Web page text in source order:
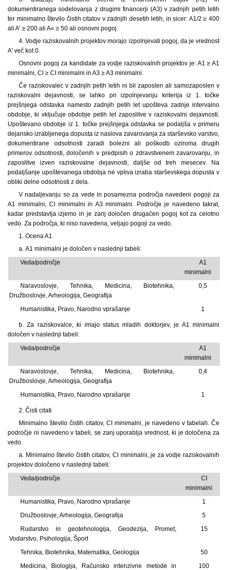
dokumentiranega sodelovanja z drugimi financerji (A3) v zadnjih petih letih
ter minimalno število čistih citatov v zadnjih desetih letih, in sicer: A1/2 ≥ 400
ali A' ≥ 200 ali A« ≥ 50 ali osnovni pogoj.
4. Vodje raziskovalnih projektov morajo izpolnjevati pogoj, da je vrednost
A' več kot 0.
Osnovni pogoj za kandidate za vodje raziskovalnih projektov je: A1 ≥ A1
minimalni, CI ≥ CI minimalni in A3 ≥ A3 minimalni.
Če raziskovalec v zadnjih petih letih ni bil zaposlen ali samozaposlen v
raziskovalni dejavnosti, se lahko pri izpolnjevanju kriterija iz 1. točke
prejšnjega odstavka namesto zadnjih petih let upošteva zadnje intervalno
obdobje, ki vključuje obdobje petih let zaposlitve v raziskovalni dejavnosti.
Upoštevano obdobje iz 1. točke prejšnjega odstavka se podaljša v primeru
dejansko izrabljenega dopusta iz naslova zavarovanja za starševsko varstvo,
dokumentirane odsotnosti zaradi bolezni ali poškodb oziroma drugih
primerov odsotnosti, določenih v predpisih o zdravstvenem zavarovanju, in
zaposlitve izven raziskovalne dejavnosti, daljše od treh mesecev. Na
podaljšanje upoštevanega obdobja ne vpliva izraba starševskega dopusta v
obliki delne odsotnosti z dela.
V nadaljevanju so za vede in posamezna področja navedeni pogoji za
A1 minimalni, CI minimalni in A3 minimalni. Področje je navedeno takrat,
kadar predstavlja izjemo in je zanj določen drugačen pogoj kot za celotno
vedo. Za področja, ki niso navedena, veljajo pogoji za vedo.
1. Ocena A1
a. A1 minimalni je določen v naslednji tabeli:
Veda/področje
A1
minimalni
Naravoslovje, Tehnika, Medicina, Biotehnika,
Družboslovje, Arheologija, Geografija
0,5
Humanistika, Pravo, Narodno vprašanje 1
b. Za raziskovalce, ki imajo status mladih doktorjev, je A1 minimalni
določen v naslednji tabeli:
Veda/področje
A1
minimalni
Naravoslovje, Tehnika, Medicina, Biotehnika,
Družboslovje, Arheologija, Geografija
0,4
Humanistika, Pravo, Narodno vprašanje 1
2. Čisti citati
Minimalno število čistih citatov, CI minimalni, je navedeno v tabelah. Če
področje ni navedeno v tabeli, se zanj uporablja vrednost, ki je določena za
vedo.
a. Minimalno število čistih citatov, CI minimalni, je za vodje raziskovalnih
projektov določeno v naslednji tabeli:
Veda/področje
CI
minimalni
Humanistika, Pravo, Narodno vprašanje
1
Družboslovje, Arheologija, Geografija
5
Rudarstvo in geotehnologija, Geodezija, Promet,
Vodarstvo, Psihologija, Šport
15
Tehnika, Biotehnika, Matematika, Geologija
50
Medicina, Biologija, Računsko intenzivne metode in
100